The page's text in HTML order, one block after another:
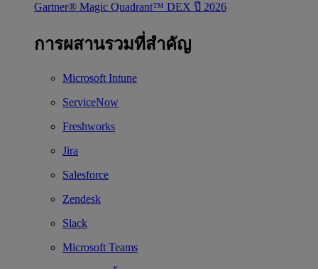
Gartner® Magic Quadrant™ DEX ปี 2026
การผสานรวมที่สำคัญ
Microsoft Intune
ServiceNow
Freshworks
Jira
Salesforce
Zendesk
Slack
Microsoft Teams